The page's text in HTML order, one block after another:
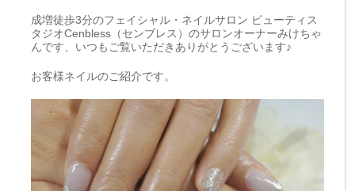
成増徒歩3分のフェイシャル・ネイルサロン ビューティス
タジオCenbless（センブレス）のサロンオーナーみけちゃ
んです、いつもご覧いただきありがとうございます♪
お客様ネイルのご紹介です。